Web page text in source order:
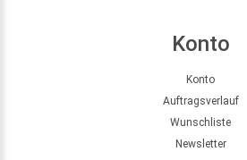
Konto
Konto
Auftragsverlauf
Wunschliste
Newsletter